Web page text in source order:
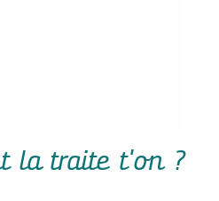
la traite t'on ?